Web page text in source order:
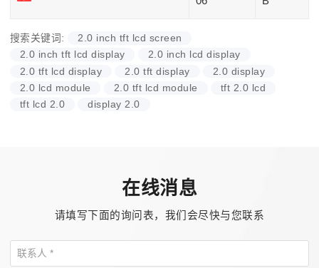
搜索关键词:
2.0 inch tft lcd screen
2.0 inch tft lcd display
2.0 inch lcd display
2.0 tft lcd display
2.0 tft display
2.0 display
2.0 lcd module
2.0 tft lcd module
tft 2.0 lcd
tft lcd 2.0
display 2.0
在线消息
请填写下面的询问表，我们会尽快与您联系